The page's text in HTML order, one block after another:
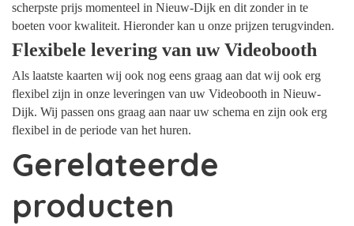
scherpste prijs momenteel in Nieuw-Dijk en dit zonder in te
boeten voor kwaliteit. Hieronder kan u onze prijzen terugvinden.
Flexibele levering van uw Videobooth
Als laatste kaarten wij ook nog eens graag aan dat wij ook erg
flexibel zijn in onze leveringen van uw Videobooth in Nieuw-
Dijk. Wij passen ons graag aan naar uw schema en zijn ook erg
flexibel in de periode van het huren.
Gerelateerde
producten